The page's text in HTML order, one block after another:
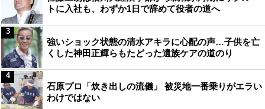
トに入社も、わずか1日で辞めて役者の道へ
強いショック状態の清水アキラに心配の声…子供を亡
くした神田正輝らもたどった遺族ケアの道のり
3
石原プロ「炊き出しの流儀」 被災地一番乗りがエラい
わけではない
4